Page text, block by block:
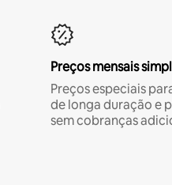
Preços mensais
Preços especiais
de longa duração e
sem cobranças